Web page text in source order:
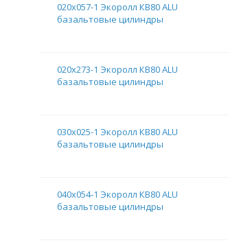
020х057-1 Экоролл КВ80 ALU
базальтовые цилиндры
020х273-1 Экоролл КВ80 ALU
базальтовые цилиндры
030х025-1 Экоролл КВ80 ALU
базальтовые цилиндры
040х054-1 Экоролл КВ80 ALU
базальтовые цилиндры